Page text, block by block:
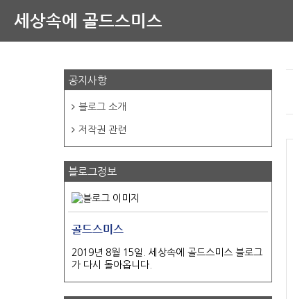
세상속에 골드스미스
공지사항
블로그 소개
저작권 관련
블로그정보
골드스미스
2019년 8월 15일. 세상속에 골드스미스 블로그
가 다시 돌아옵니다.